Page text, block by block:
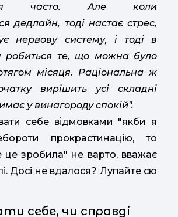
часто. Але коли
дедлайн, тоді настає стрес,
нервову систему, і тоді в
робиться те, що можна було
місяця. Раціональна ж
вирішить усі складні
у винагороду спокій".
себе відмовками "якби я
прокрастинацію, то
зробила" не варто, вважає
Досі не вдалося? Лупайте сю
себе, чи справді